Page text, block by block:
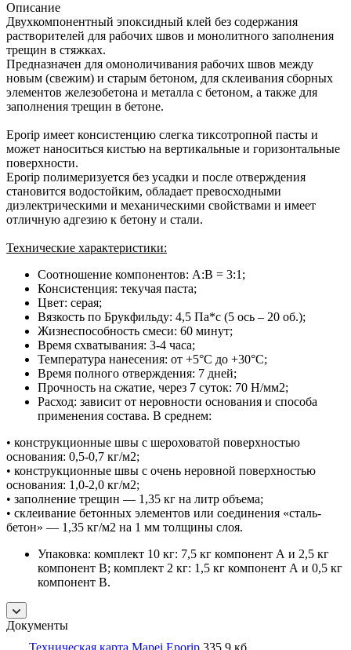
Описание
Двухкомпонентный эпоксидный клей без содержания
растворителей для рабочих швов и монолитного заполнения
трещин в стяжках.
Предназначен для омоноличивания рабочих швов между
новым (свежим) и старым бетоном, для склеивания сборных
элементов железобетона и металла с бетоном, а также для
заполнения трещин в бетоне.
Eporip имеет консистенцию слегка тиксотропной пасты и
может наноситься кистью на вертикальные и горизонтальные
поверхности.
Eporip полимеризуется без усадки и после отверждения
становится водостойким, обладает превосходными
диэлектрическими и механическими свойствами и имеет
отличную адгезию к бетону и стали.
Технические характеристики:
Соотношение компонентов: А:В = 3:1;
Консистенция: текучая паста;
Цвет: серая;
Вязкость по Брукфильду: 4,5 Па*с (5 ось – 20 об.);
Жизнеспособность смеси: 60 минут;
Время схватывания: 3-4 часа;
Температура нанесения: от +5°С до +30°С;
Время полного отверждения: 7 дней;
Прочность на сжатие, через 7 суток: 70 Н/мм2;
Расход: зависит от неровности основания и способа
применения состава. В среднем:
• конструкционные швы с шероховатой поверхностью
основания: 0,5-0,7 кг/м2;
• конструкционные швы с очень неровной поверхностью
основания: 1,0-2,0 кг/м2;
• заполнение трещин — 1,35 кг на литр объема;
• склеивание бетонных элементов или соединения «сталь-
бетон» — 1,35 кг/м2 на 1 мм толщины слоя.
Упаковка: комплект 10 кг: 7,5 кг компонент А и 2,5 кг
компонент В; комплект 2 кг: 1,5 кг компонент А и 0,5 кг
компонент В.
Документы